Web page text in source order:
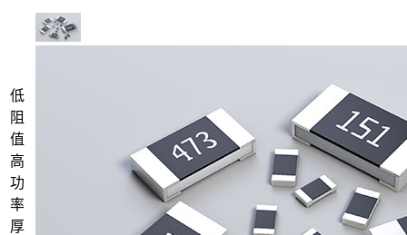
低
阻
值
高
功
率
厚